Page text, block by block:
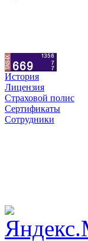
История
Лицензия
Страховой полис
Сертификаты
Сотрудники